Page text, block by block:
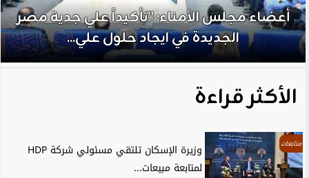
أعضاء مجلس الأمناء: ”تأكيداً علي جدية مصر
الجديدة في ايجاد حلول علي...
الأكثر قراءة
متابعات
وزيرة الإسكان تلتقي مسئولي شركة HDP
لمتابعة مبيعات...